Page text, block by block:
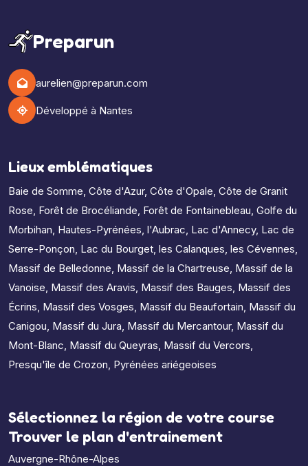
Preparun
aurelien@preparun.com
Développé à Nantes
Lieux emblématiques
Baie de Somme, Côte d'Azur, Côte d'Opale, Côte de Granit
Rose, Forêt de Brocéliande, Forêt de Fontainebleau, Golfe du
Morbihan, Hautes-Pyrénées, l'Aubrac, Lac d'Annecy, Lac de
Serre-Ponçon, Lac du Bourget, les Calanques, les Cévennes,
Massif de Belledonne, Massif de la Chartreuse, Massif de la
Vanoise, Massif des Aravis, Massif des Bauges, Massif des
Écrins, Massif des Vosges, Massif du Beaufortain, Massif du
Canigou, Massif du Jura, Massif du Mercantour, Massif du
Mont-Blanc, Massif du Queyras, Massif du Vercors,
Presqu'île de Crozon, Pyrénées ariégeoises
Sélectionnez la région de votre course
Trouver le plan d'entrainement
Auvergne-Rhône-Alpes